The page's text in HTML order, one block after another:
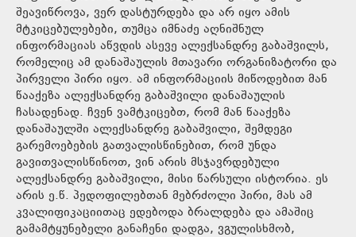
შეავიწროვა, ვერ დასტურდება და არ იყო ამის
მტკიცებულებები, თუმცა იმნაძე აღნიშნულ
ინფორმაციას აწვდის ასევე ალექსანდრე გაბაშვილს,
რომელიც ამ დანაშაულის მთავარი ორგანიზატორი და
პირველი პირი იყო. ამ ინფორმაციის მიწოდებით მან
წააქეზა ალექსანდრე გაბაშვილი დანაშაულის
ჩასადენად. ჩვენ ვამტკიცებთ, რომ მან წააქეზა
დანაშაულში ალექსანდრე გაბაშვილი, შემდეგი
გარემოებების გათვალისწინებით, რომ უნდა
გავითვალისწინოთ, ვინ არის მსჯავრდებული
ალექსანდრე გაბაშვილი, მისი წარსული ისტორია. ეს
არის ე.წ. პედოფილებთან მებრძოლი პირი, მას ამ
კვალიფიკაციითაც ედებოდა ბრალდება და ამაშიც
გამამტყუნებელი განაჩენი დადგა, ვგულისხმობ,